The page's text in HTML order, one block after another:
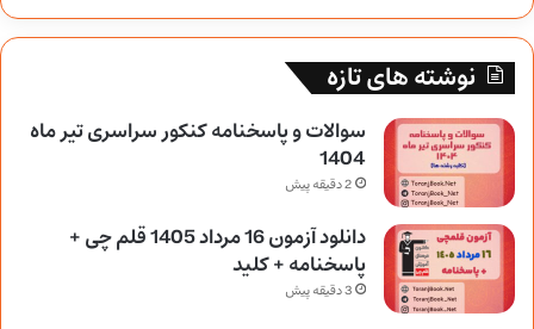
نوشته های تازه
سوالات و پاسخنامه کنکور سراسری تیر ماه
1404
2 دقیقه پیش
دانلود آزمون 16 مرداد 1405 قلم چی +
پاسخنامه + کلید
3 دقیقه پیش